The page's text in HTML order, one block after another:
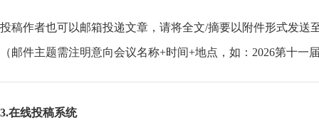
投稿作者也可以邮箱投递文章，请将全文/摘要以附件形式发送
（邮件主题需注明意向会议名称+时间+地点，如：2026第十
3.在线投稿系统